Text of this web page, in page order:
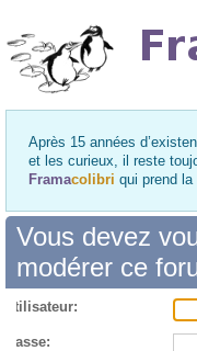
Après 15 années
et les curieux, il reste
Framacolibri qui prend
Vous devez
modérer ce
passe: